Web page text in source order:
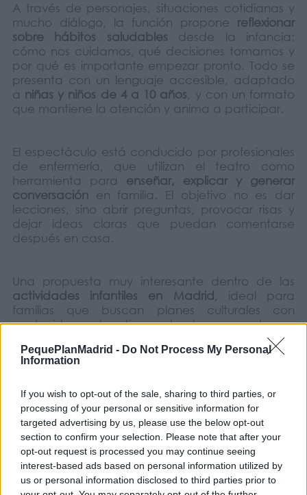
PequePlanMadrid - Do Not Process My Personal
Information
If you wish to opt-out of the sale, sharing to third parties, or
processing of your personal or sensitive information for
targeted advertising by us, please use the below opt-out
section to confirm your selection. Please note that after your
opt-out request is processed you may continue seeing
interest-based ads based on personal information utilized by
us or personal information disclosed to third parties prior to
A través de personajes, situaciones cotidianas y
mucho diálogo, la función propone reflexionar
sobre hábitos saludables desde la infancia:
cómo nos cuidamos, qué decisiones tomamos y
por qué es importante empezar pronto. Todo se
presenta con un lenguaje accesible, adaptado
a niñas y niños de 4 a 10 años, y con un formato
que mantiene la atención y anima a participar.
El espectáculo está conducido por profesionales
de enfermería, que utilizan el teatro como
herramienta para enseñar, explicar y generar
conversaciónen familia. El objetivo no es dar
lecciones, sino abrir preguntas, provocar risas y
dejar ideas claras que puedan comentarse
después en casa.
Una propuesta muy interesante dentro de las
actividades infantiles en Madrid , ideal para
familias que buscan planes culturales con
contenido educativo, donde aprender y
Gascón Lapaz.
COMPARTIR: